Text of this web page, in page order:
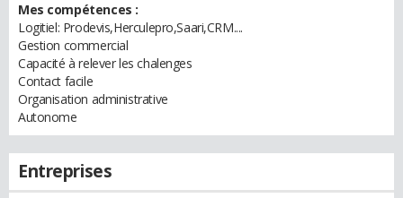
Mes compétences :
Logitiel: Prodevis,Herculepro,Saari,CRM....
Gestion commercial
Capacité à relever les chalenges
Contact facile
Organisation administrative
Autonome
Entreprises